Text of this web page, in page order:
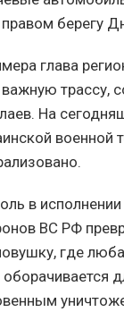
берегу
глава
важную
На
военной
в исполнении
ВС РФ
где